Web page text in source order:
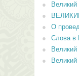
Великий
О
Слова в
Великий